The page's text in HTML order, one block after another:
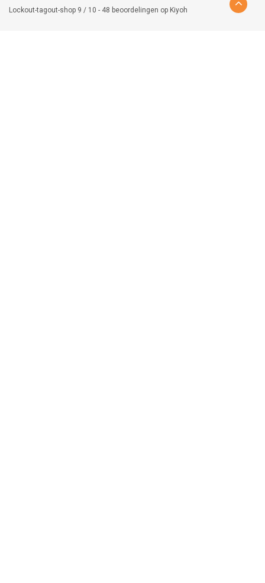
Lockout-tagout-shop 9 / 10 - 48 beoordelingen op Kiyoh